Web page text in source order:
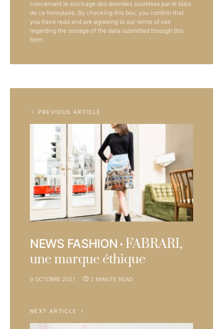
concernant le stockage des données soumises par le biais
de ce formulaire. By checking this box, you confirm that
you have read and are agreeing to our terms of use
regarding the storage of the data submitted through this
form.
PREVIOUS ARTICLE
NEWS FASHION
FABRARI,
une marque éthique
9 OCTOBRE 2021 2 MINUTE READ
NEXT ARTICLE